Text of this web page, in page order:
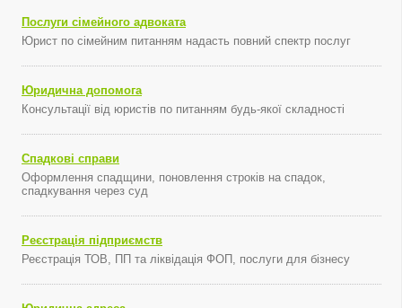
Послуги сімейного адвоката
Юрист по сімейним питанням надасть повний спектр послуг
Юридична допомога
Консультації від юристів по питанням будь-якої складності
Спадкові справи
Оформлення спадщини, поновлення строків на спадок,
спадкування через суд
Реєстрація підприємств
Реєстрація ТОВ, ПП та ліквідація ФОП, послуги для бізнесу